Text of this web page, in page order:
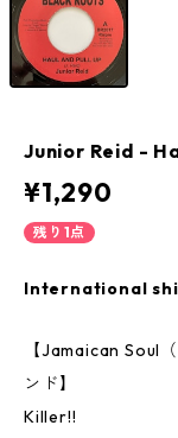
Junior Reid -
¥1,290
残り1点
International
【Jamaican Soul
ンド】
Killer!!